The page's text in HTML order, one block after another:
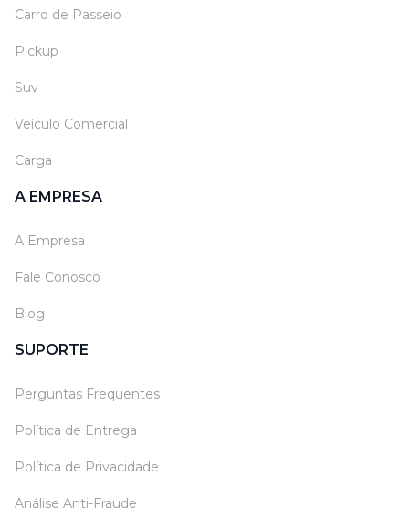
Carro de Passeio
Pickup
Suv
Veículo Comercial
Carga
A EMPRESA
A Empresa
Fale Conosco
Blog
SUPORTE
Perguntas Frequentes
Política de Entrega
Política de Privacidade
Análise Anti-Fraude